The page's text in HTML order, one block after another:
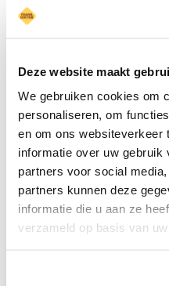
Deze website maakt
We gebruiken cookies om
personaliseren, om
en om ons websiteverkeer
informatie over uw gebruik
partners voor social
partners kunnen deze
informatie die u aan ze
verzameld op basis van
voor je tussen zitten,